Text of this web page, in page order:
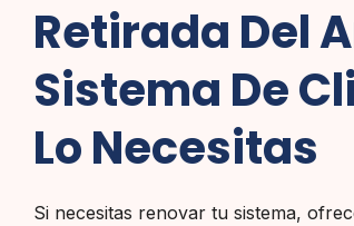
Retirada Del
Sistema De
Lo Necesitas
Si necesitas renovar tu sistema,